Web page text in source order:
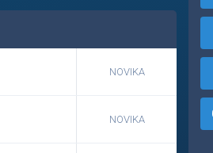
NOVIKA
NOVIKA